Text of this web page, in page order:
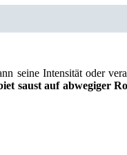
seine Intensität oder
saust auf abwegiger